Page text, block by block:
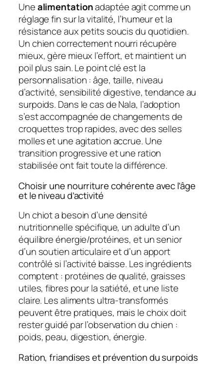
Unealimentationadaptée agit comme un
réglage fin sur la vitalité, l’humeur et la
résistance aux petits soucis du quotidien.
Un chien correctement nourri récupère
mieux, gère mieux l’effort, et maintient un
poil plus sain. Le point clé est la
personnalisation : âge, taille, niveau
d’activité, sensibilité digestive, tendance au
surpoids. Dans le cas de Nala, l’adoption
s’est accompagnée de changements de
croquettes trop rapides, avec des selles
molles et une agitation accrue. Une
transition progressive et une ration
stabilisée ont fait toute la différence.
Choisir une nourriture cohérente avec l’âge
et le niveau d’activité
Un chiot a besoin d’une densité
nutritionnelle spécifique, un adulte d’un
équilibre énergie/protéines, et un senior
d’un soutien articulaire et d’un apport
contrôlé si l’activité baisse. Les ingrédients
comptent : protéines de qualité, graisses
utiles, fibres pour la satiété, et une liste
claire. Les aliments ultra-transformés
peuvent être pratiques, mais le choix doit
rester guidé par l’observation du chien :
poids, peau, digestion, énergie.
Ration, friandises et prévention du surpoids